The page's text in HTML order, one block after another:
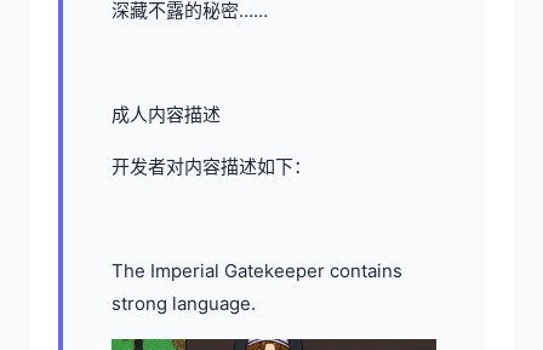
深藏不露的秘密……
成人内容描述
开发者对内容描述如下：
The Imperial Gatekeeper contains
strong language.